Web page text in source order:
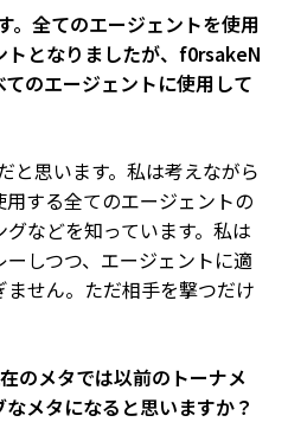
全てのエージェントを使用
トとなりましたが、f0rsakeN
のエージェントに使用して
と思います。私は考えながら
する全てのエージェントの
などを知っています。私は
しつつ、エージェントに適
せん。ただ相手を撃つだけ
メタでは以前のトーナメ
メタになると思いますか？